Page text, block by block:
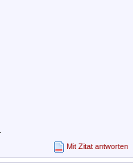
Mit Zitat antworten